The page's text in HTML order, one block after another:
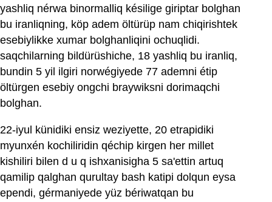
yashliq nérwa binormalliq késilige giriptar bolghan
bu iranliqning, köp adem öltürüp nam chiqirishtek
esebiylikke xumar bolghanliqini ochuqlidi.
saqchilarning bildürüshiche, 18 yashliq bu iranliq,
bundin 5 yil ilgiri norwégiyede 77 ademni étip
öltürgen esebiy ongchi braywiksni dorimaqchi
bolghan.
22-iyul künidiki ensiz weziyette, 20 etrapidiki
myunxén kochiliridin qéchip kirgen her millet
kishiliri bilen d u q ishxanisigha 5 sa'ettin artuq
qamilip qalghan qurultay bash katipi dolqun eysa
ependi, gérmaniyede yüz bériwatqan bu